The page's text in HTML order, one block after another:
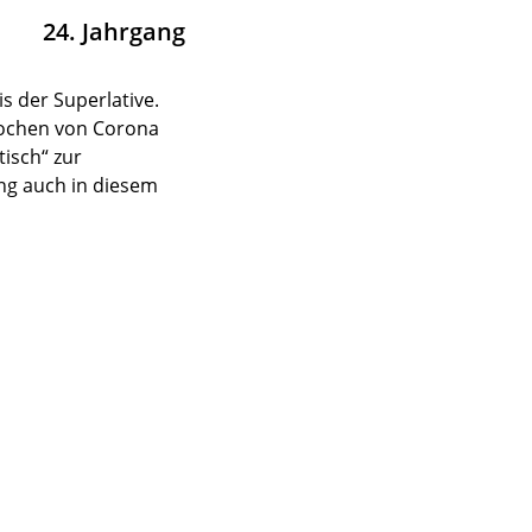
24. Jahrgang
der Superlative.
von Corona
zur
auch in diesem